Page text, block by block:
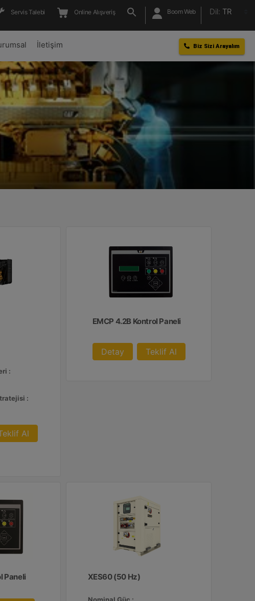
Servis Talebi Online Alışveriş Boom Web Dil: TR
İletişim Biz Sizi Arayalım
:
:
Al
EMCP 4.2B Kontrol Paneli
Detay Teklif Al
Paneli XES60 (50 Hz)